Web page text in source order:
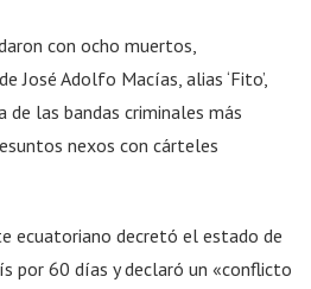
con ocho muertos,
José Adolfo Macías, alias ‘Fito’,
de las bandas criminales más
nexos con cárteles
ecuatoriano decretó el estado de
por 60 días y declaró un «conflicto